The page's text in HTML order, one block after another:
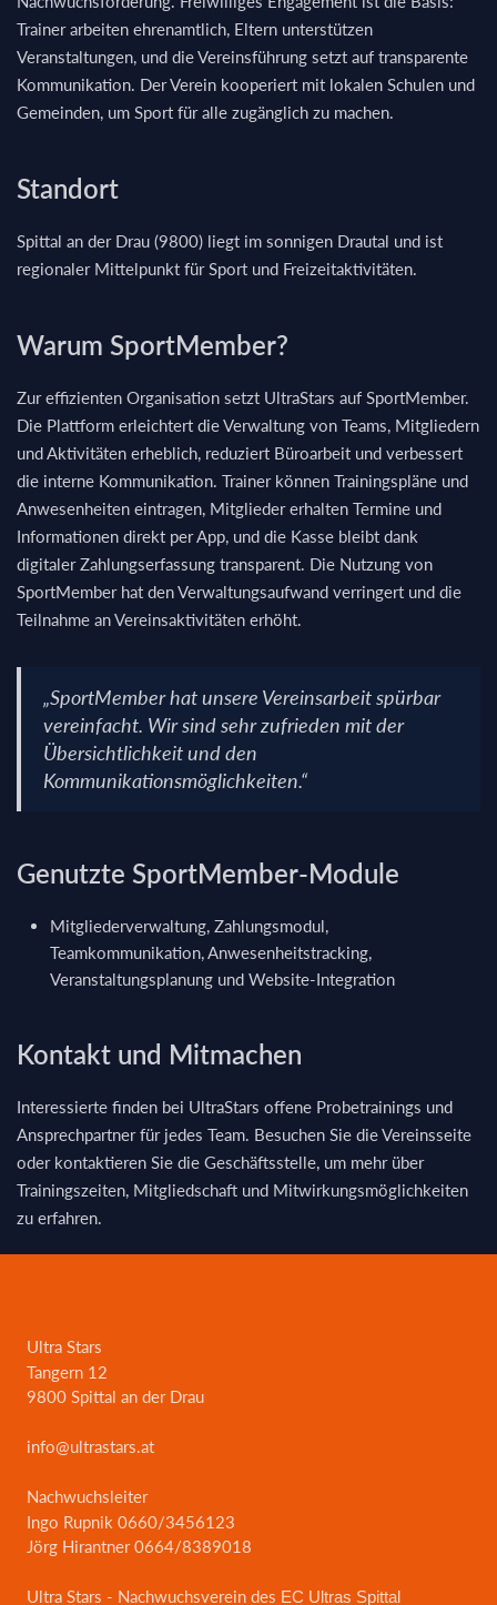
Trainer arbeiten ehrenamtlich, Eltern unterstützen
Veranstaltungen, und die Vereinsführung setzt auf transparente
Kommunikation. Der Verein kooperiert mit lokalen Schulen und
Gemeinden, um Sport für alle zugänglich zu machen.
Standort
Spittal an der Drau (9800) liegt im sonnigen Drautal und ist
regionaler Mittelpunkt für Sport und Freizeitaktivitäten.
Warum SportMember?
Zur effizienten Organisation setzt UltraStars auf SportMember.
Die Plattform erleichtert die Verwaltung von Teams, Mitgliedern
und Aktivitäten erheblich, reduziert Büroarbeit und verbessert
die interne Kommunikation. Trainer können Trainingspläne und
Anwesenheiten eintragen, Mitglieder erhalten Termine und
Informationen direkt per App, und die Kasse bleibt dank
digitaler Zahlungserfassung transparent. Die Nutzung von
SportMember hat den Verwaltungsaufwand verringert und die
Teilnahme an Vereinsaktivitäten erhöht.
„SportMember hat unsere Vereinsarbeit spürbar
vereinfacht. Wir sind sehr zufrieden mit der
Übersichtlichkeit und den
Kommunikationsmöglichkeiten.“
Genutzte SportMember-Module
Mitgliederverwaltung, Zahlungsmodul,
Teamkommunikation, Anwesenheitstracking,
Veranstaltungsplanung und Website-Integration
Kontakt und Mitmachen
Interessierte finden bei UltraStars offene Probetrainings und
Ansprechpartner für jedes Team. Besuchen Sie die Vereinsseite
oder kontaktieren Sie die Geschäftsstelle, um mehr über
Trainingszeiten, Mitgliedschaft und Mitwirkungsmöglichkeiten
zu erfahren.
Ultra Stars
Tangern 12
9800 Spittal an der Drau
info@ultrastars.at
Nachwuchsleiter
Ingo Rupnik 0660/3456123
Jörg Hirantner 0664/8389018
Ultra Stars - Nachwuchsverein des EC Ultras Spittal